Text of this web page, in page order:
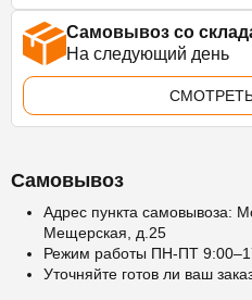
Самовывоз со
На следующий день
Самовывоз
Адрес пункта самовывоза:
Мещерская, д.25
Режим работы ПН-ПТ
Уточняйте готов ли ваш